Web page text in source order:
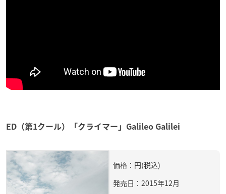
ED（第1クール）「クライマー」Galileo Galilei
価格：円(税込)
発売日：2015年12月